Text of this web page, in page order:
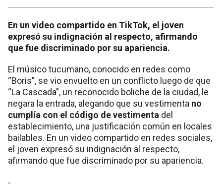
En un video compartido en TikTok, el joven
expresó su indignación al respecto, afirmando
que fue discriminado por su apariencia.
El músico tucumano, conocido en redes como
“Boris”, se vio envuelto en un conflicto luego de que
“La Cascada”, un reconocido boliche de la ciudad, le
negara la entrada, alegando que su vestimenta no
cumplía con el código de vestimenta del
establecimiento, una justificación común en locales
bailables. En un video compartido en redes sociales,
el joven expresó su indignación al respecto,
afirmando que fue discriminado por su apariencia.